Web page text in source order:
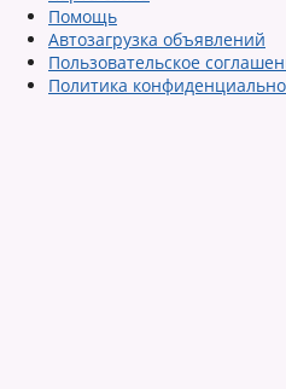
Помощь
Автозагрузка объявлений
Пользовательское
Политика